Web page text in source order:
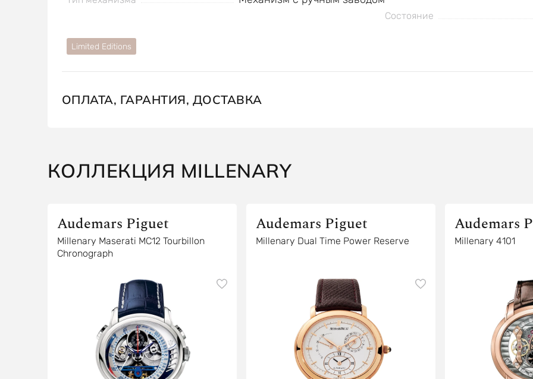
Состояние
Limited Editions
ОПЛАТА, ГАРАНТИЯ, ДОСТАВКА
КОЛЛЕКЦИЯ MILLENARY
Audemars Piguet
Millenary Maserati MC12 Tourbillon
Chronograph
Audemars Piguet
Millenary Dual Time Power Reserve
Audemars
Millenary 4101